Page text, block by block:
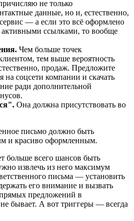
не только
данные, но и, естественно,
— а если это всё оформлено
ссылками, то вообще
Чем больше точек
тем выше вероятность
продаж. Предложите
на соцсети компании и скачать
ради дополнительной
Она должна присутствовать во
письмо должно быть
и красиво оформленным.
больше всего шансов быть
извлечь из него максимум
письма — установить
его внимание и вызвать
прямых предложений в
бывает. А вот триггеры — всегда